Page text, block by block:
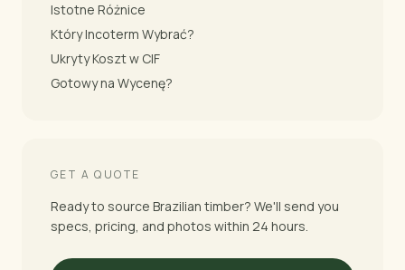
Istotne Różnice
Który Incoterm Wybrać?
Ukryty Koszt w CIF
Gotowy na Wycenę?
GET A QUOTE
Ready to source Brazilian timber? We'll send you
specs, pricing, and photos within 24 hours.